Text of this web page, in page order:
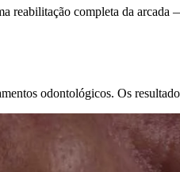
completa da
odontológicos. Os